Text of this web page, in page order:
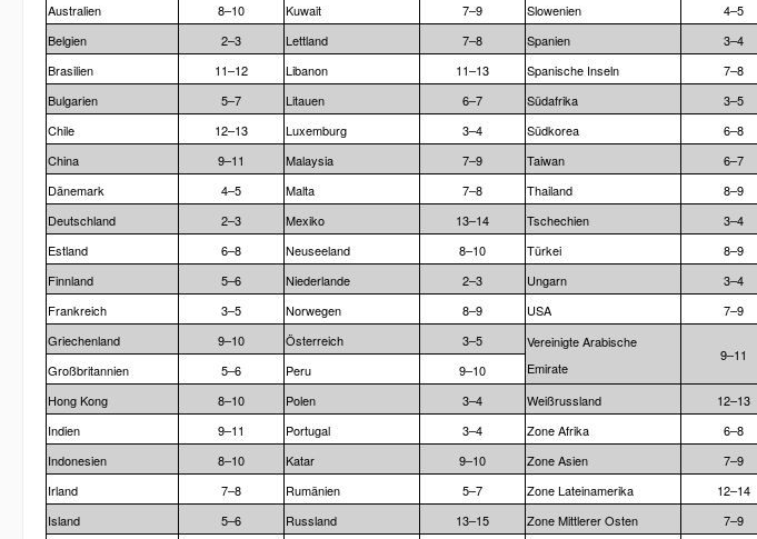
Australien
8–10 Kuwait 7–9 Slowenien
4–5
Belgien
2–3 Lettland 7–8 Spanien
3–4
Brasilien
11–12 Libanon 11–13 Spanische Inseln
7–8
Bulgarien
5–7 Litauen 6–7 Südafrika
3–5
Chile
12–13 Luxemburg 3–4 Südkorea
6–8
China
9–11 Malaysia 7–9 Taiwan
6–7
Dänemark
4–5 Malta 7–8 Thailand
8–9
Deutschland
2–3 Mexiko 13–14 Tschechien
3–4
Estland
6–8 Neuseeland 8–10 Türkei
8–9
Finnland
5–6 Niederlande 2–3 Ungarn
3–4
Frankreich
3–5 Norwegen 8–9 USA
7–9
Griechenland
9–10 Österreich 3–5
Vereinigte Arabische
Emirate
9–11
Großbritannien
5–6 Peru
9–10
Hong Kong
8–10 Polen 3–4 Weißrussland
12–13
Indien
9–11 Portugal 3–4 Zone Afrika
6–8
Indonesien
8–10 Katar 9–10 Zone Asien
7–9
Irland
7–8 Rumänien 5–7 Zone Lateinamerika
12–14
Island
5–6 Russland 13–15 Zone Mittlerer Osten 7–9